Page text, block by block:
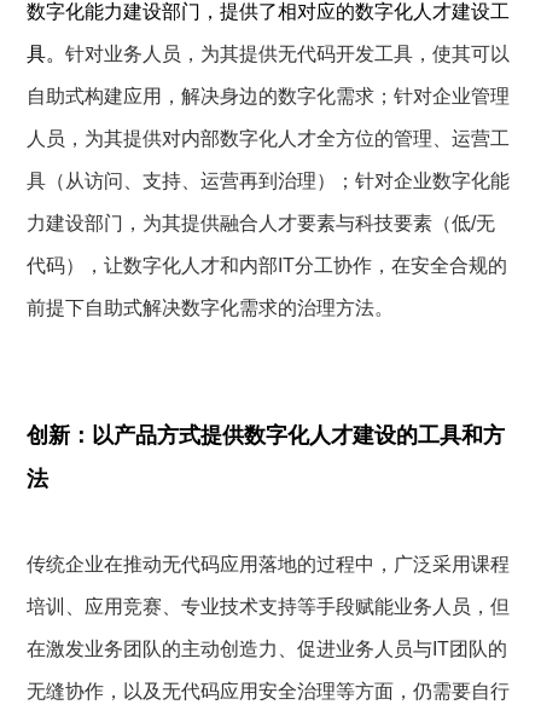
数字化能力建设部门，提供了相对应的数字化人才建设工
具。针对业务人员，为其提供无代码开发工具，使其可以
自助式构建应用，解决身边的数字化需求；针对企业管理
人员，为其提供对内部数字化人才全方位的管理、运营工
具（从访问、支持、运营再到治理）；针对企业数字化能
力建设部门，为其提供融合人才要素与科技要素（低/无
代码），让数字化人才和内部IT分工协作，在安全合规的
前提下自助式解决数字化需求的治理方法。
创新：以产品方式提供数字化人才建设的工具和方
法
传统企业在推动无代码应用落地的过程中，广泛采用课程
培训、应用竞赛、专业技术支持等手段赋能业务人员，但
在激发业务团队的主动创造力、促进业务人员与IT团队的
无缝协作，以及无代码应用安全治理等方面，仍需要自行